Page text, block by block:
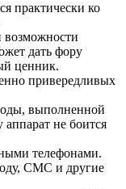
практически ко
возможности
дать фору
ценник.
привередливых
выполненной
аппарат не боится
телефонами.
СМС и другие